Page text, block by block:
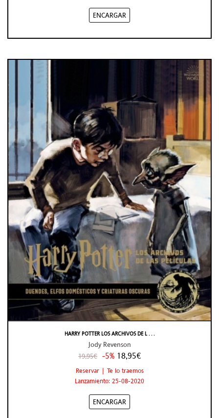
ENCARGAR
HARRY POTTER LOS ARCHIVOS DE L . . .
Jody Revenson
19,95€ -5% 18,95€
Reservar | Te lo traemos
Lanzamiento: 25-08-2020
ENCARGAR